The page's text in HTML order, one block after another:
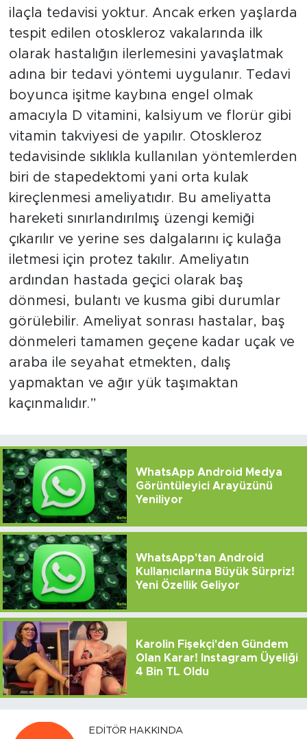
ilaçla tedavisi yoktur. Ancak erken yaşlarda
tespit edilen otoskleroz vakalarında ilk
olarak hastalığın ilerlemesini yavaşlatmak
adına bir tedavi yöntemi uygulanır. Tedavi
boyunca işitme kaybına engel olmak
amacıyla D vitamini, kalsiyum ve florür gibi
vitamin takviyesi de yapılır. Otoskleroz
tedavisinde sıklıkla kullanılan yöntemlerden
biri de stapedektomi yani orta kulak
kireçlenmesi ameliyatıdır. Bu ameliyatta
hareketi sınırlandırılmış üzengi kemiği
çıkarılır ve yerine ses dalgalarını iç kulağa
iletmesi için protez takılır. Ameliyatın
ardından hastada geçici olarak baş
dönmesi, bulantı ve kusma gibi durumlar
görülebilir. Ameliyat sonrası hastalar, baş
dönmeleri tamamen geçene kadar uçak ve
araba ile seyahat etmekten, dalış
yapmaktan ve ağır yük taşımaktan
kaçınmalıdır.”
WhatsApp Android Medya
Görüntüleyici Arayüzünü
Yeniliyor
WhatsApp'tan Android
Kullanıcılarına Büyük Sürpriz!
Yeni Özellik Geliyor
Karolin Fişekçi'den Gündem
Olan Karar! Instagram Üyeliği
4 Bin TL Oldu
EDITÖR HAKKINDA